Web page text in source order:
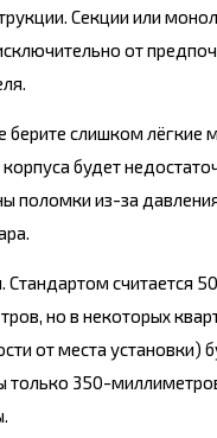
Секции или
от
берите слишком лёгкие
будет
поломки из-за
Стандартом считается
но в некоторых
от места установки)
только 350-